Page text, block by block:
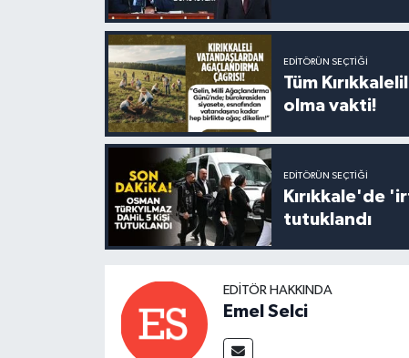
EDITÖRÜN SEÇTIĞI
Tüm
olma vakti!
EDITÖRÜN SEÇTIĞI
Kırıkkale'de
tutuklandı
EDITÖR HAKKINDA
Emel Selci